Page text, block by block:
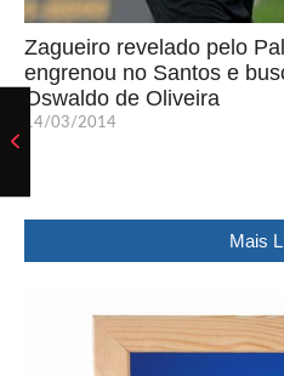
Zagueiro revelado pelo
engrenou no Santos e
Oswaldo de Oliveira
14/03/2014
Mais